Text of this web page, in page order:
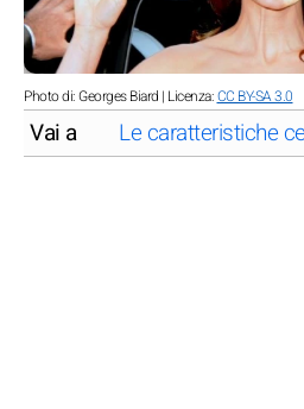
Photo di: Georges Biard | Licenza:CC BY-SA 3.0
Vai a Le caratteristiche